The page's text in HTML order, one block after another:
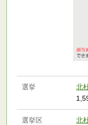
選挙 北
選挙区 北